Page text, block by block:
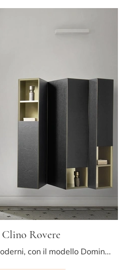
Rovere
Se vuoi mobili giorno moderni, con il modello Domino Clino Rovere in legno di Sangiacomo potrai ultimare un soggiorno pratico e dinamico.